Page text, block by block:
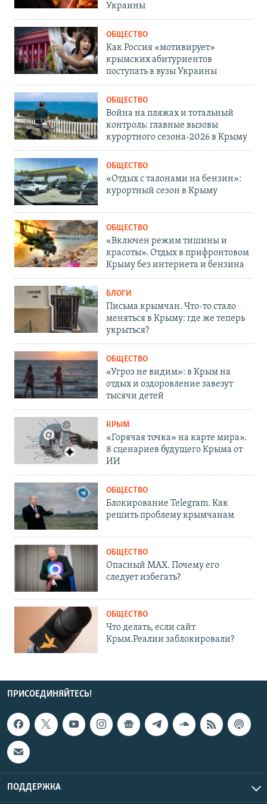
Украины
ОБЩЕСТВО
Как Россия «мотивирует»
крымских абитуриентов
поступать в вузы Украины
ОБЩЕСТВО
Война на пляжах и тотальный
контроль: главные вызовы
курортного сезона-2026 в Крыму
ОБЩЕСТВО
«Отдых с талонами на бензин»:
курортный сезон в Крыму
ОБЩЕСТВО
«Включен режим тишины и
красоты». Отдых в прифронтовом
Крыму без интернета и бензина
БЛОГИ
Письма крымчан. Что-то стало
меняться в Крыму: где же теперь
укрыться?
ОБЩЕСТВО
«Угроз не видим»: в Крым на
отдых и оздоровление завезут
тысячи детей
КРЫМ
«Горячая точка» на карте мира».
8 сценариев будущего Крыма от
ИИ
ОБЩЕСТВО
Блокирование Telegram. Как
решить проблему крымчанам
ОБЩЕСТВО
Опасный MAX. Почему его
следует избегать?
ОБЩЕСТВО
Что делать, если сайт
Крым.Реалии заблокировали?
ПРИСОЕДИНЯЙТЕСЬ!
ПОДДЕРЖКА